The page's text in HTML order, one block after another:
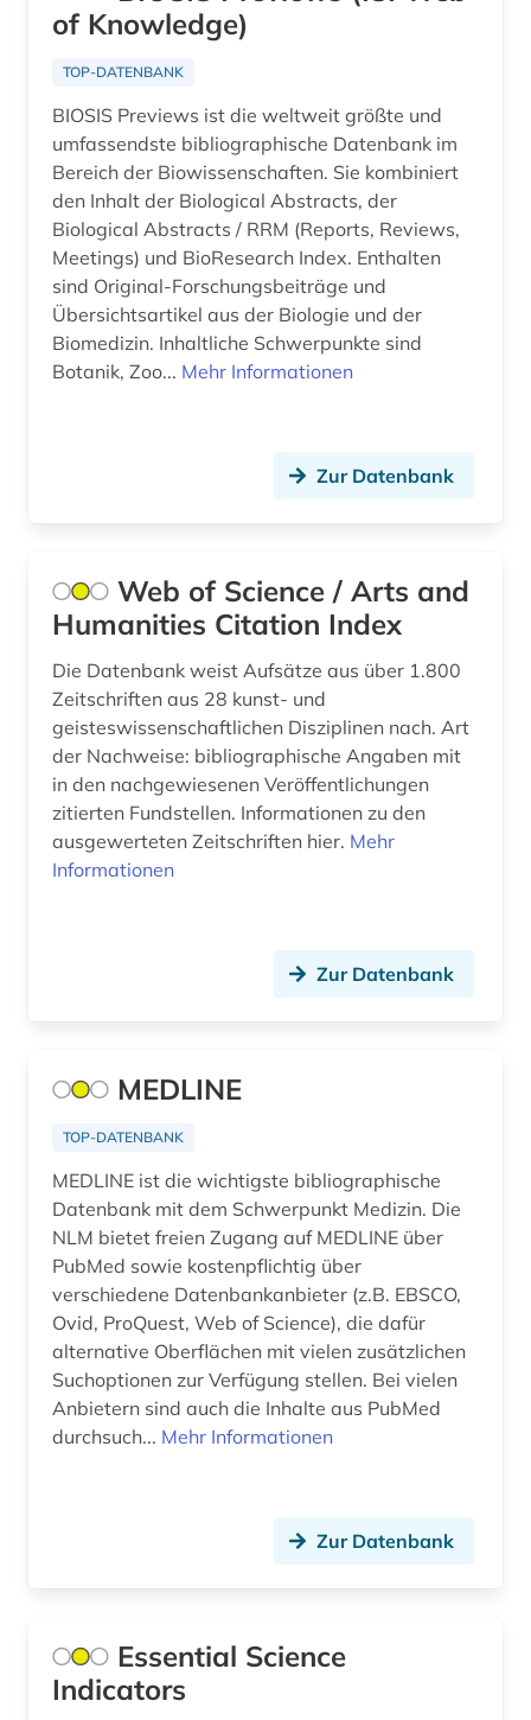
althochdeutsch (1)
altlast (1)
altnordisch (1)
altokzitanisch (1)
altschwedisch (1)
aluminiumproduktion (1)
american library association (1)
amerika (6)
amerika unabhängigkeitskrieg (1)
amnesty international (1)
amtsdrucksache (2)
analytische chemie (2)
anarchismus (1)
anarchist (1)
angelsachsen (2)
angelsächsische texte (2)
angewandte chemie (1)
angewandte wissenschaften (1)
anglistik (11)
Estland (6)
Europa (62)
Finnland (9)
Frankreich (27)
GUS (8)
Griechenland (Altertum) (4)
Großbritannien (23)
Israel (10)
Japan (5)
Jugoslawien (7)
Kanada (21)
Korea (2)
Malta (1)
Mecklenburg-Vorpommern (4)
Mittelamerika (7)
Moldawien (6)
Monaco (1)
Montenegro (8)
Norwegen (29)
of Knowledge)
TOP-DATENBANK
BIOSIS Previews ist die weltweit größte und
umfassendste bibliographische Datenbank im
Bereich der Biowissenschaften. Sie kombiniert
den Inhalt der Biological Abstracts, der
Biological Abstracts / RRM (Reports, Reviews,
Meetings) und BioResearch Index. Enthalten
sind Original-Forschungsbeiträge und
Übersichtsartikel aus der Biologie und der
Biomedizin. Inhaltliche Schwerpunkte sind
Botanik, Zoo... Mehr Informationen
Zur Datenbank
Web of Science / Arts and
Humanities Citation Index
Die Datenbank weist Aufsätze aus über 1.800
Zeitschriften aus 28 kunst- und
geisteswissenschaftlichen Disziplinen nach. Art
der Nachweise: bibliographische Angaben mit
in den nachgewiesenen Veröffentlichungen
zitierten Fundstellen. Informationen zu den
ausgewerteten Zeitschriften hier. Mehr
Informationen
Zur Datenbank
MEDLINE
TOP-DATENBANK
MEDLINE ist die wichtigste bibliographische
Datenbank mit dem Schwerpunkt Medizin. Die
NLM bietet freien Zugang auf MEDLINE über
PubMed sowie kostenpflichtig über
verschiedene Datenbankanbieter (z.B. EBSCO,
Ovid, ProQuest, Web of Science), die dafür
alternative Oberflächen mit vielen zusätzlichen
Suchoptionen zur Verfügung stellen. Bei vielen
Anbietern sind auch die Inhalte aus PubMed
durchsuch... Mehr Informationen
Zur Datenbank
Essential Science
Indicators